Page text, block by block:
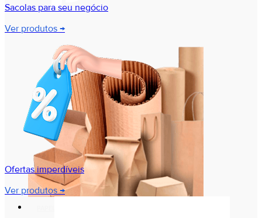
Sacolas para seu negócio
Ver produtos →
Ofertas imperdíveis
Ver produtos →